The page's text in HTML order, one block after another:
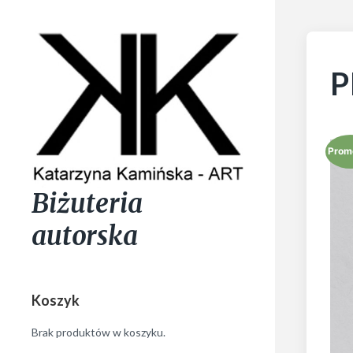
Biżuteria
autorska
Koszyk
Brak produktów w koszyku.